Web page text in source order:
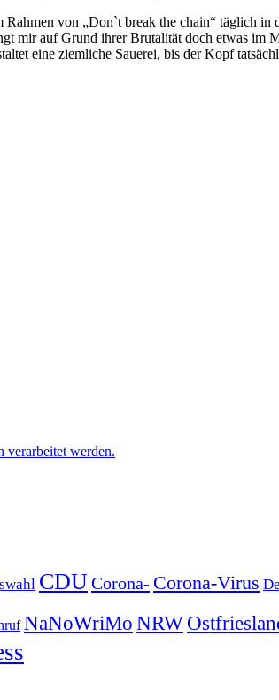
von „Don`t break the chain“ täglich
mir auf Grund ihrer Brutalität doch etwas im
eine ziemliche Sauerei, bis der Kopf
verarbeitet werden.
CDUCorona- Corona-Virus
NaNoWriMo NRW